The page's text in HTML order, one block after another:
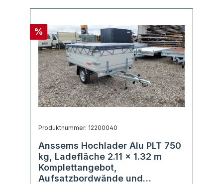
%
Produktnummer: 12200040
Anssems Hochlader Alu PLT 750
kg, Ladefläche 2.11 x 1.32 m
Komplettangebot,
Aufsatzbordwände und